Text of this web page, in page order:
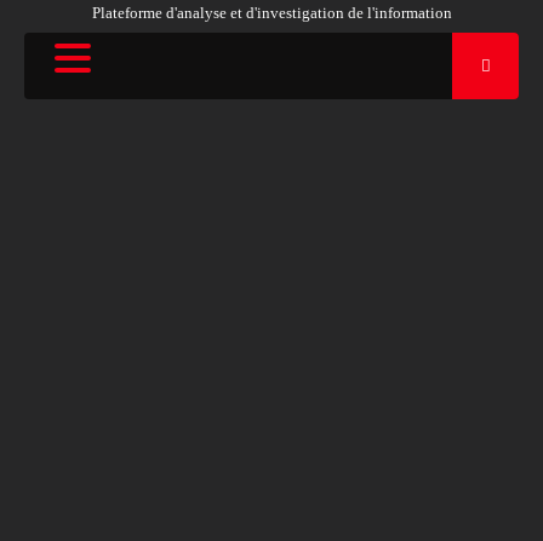
Plateforme d'analyse et d'investigation de l'information